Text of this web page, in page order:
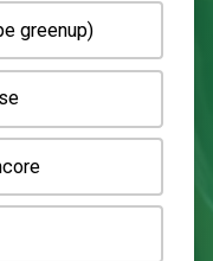
(22kW)
(7kW)
(type greenup)